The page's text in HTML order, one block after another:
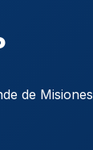
de Misiones